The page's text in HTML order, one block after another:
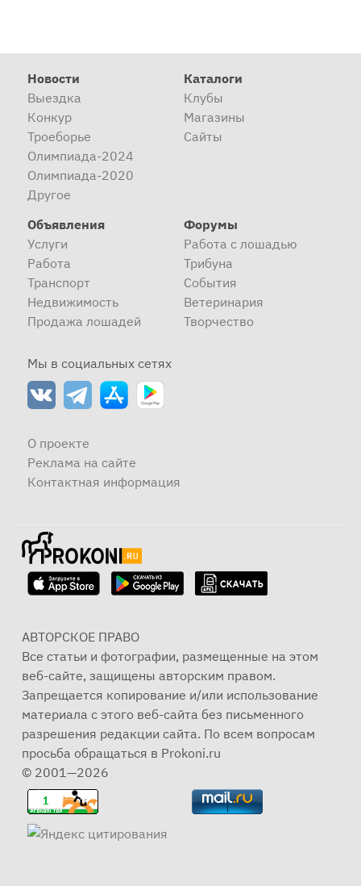
Новости
Выездка
Конкур
Троеборье
Олимпиада-2024
Олимпиада-2020
Другое
Каталоги
Клубы
Магазины
Сайты
Объявления
Услуги
Работа
Транспорт
Недвижимость
Продажа лошадей
Форумы
Работа с лошадью
Трибуна
События
Ветеринария
Творчество
Мы в социальных сетях
О проекте
Реклама на сайте
Контактная информация
АВТОРСКОЕ ПРАВО
Все статьи и фотографии, размещенные на этом
веб-сайте, защищены авторским правом.
Запрещается копирование и/или использование
материала с этого веб-сайта без письменного
разрешения редакции сайта. По всем вопросам
просьба обращаться в Prokoni.ru
© 2001—2026